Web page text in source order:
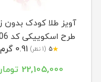
آویز طلا کودک بدون
طرح اسکوییکی کد KP706
★
5 (1 نظر)
22,105,000 تومان